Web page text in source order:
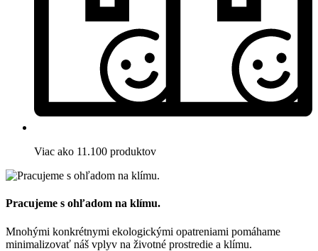
Viac ako 11.100 produktov
Pracujeme s ohľadom na klímu.
Mnohými konkrétnymi ekologickými opatreniami pomáhame
minimalizovať náš vplyv na životné prostredie a klímu.